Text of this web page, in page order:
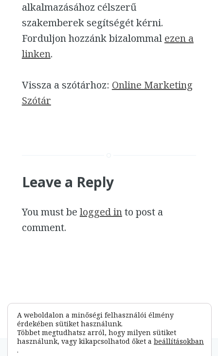
alkalmazásához célszerű
szakemberek segítségét kérni.
Forduljon hozzánk bizalommal ezen a
linken.
Vissza a szótárhoz: Online Marketing
Szótár
Leave a Reply
You must be logged into post a
comment.
A weboldalon a minőségi felhasználói élmény
érdekében sütiket használunk.
Többet megtudhatsz arról, hogy milyen sütiket
használunk, vagy kikapcsolhatod őket a beállításokban
.